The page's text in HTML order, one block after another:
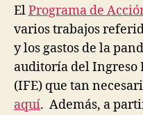
ElPrograma de
varios trabajos
y los gastos de la
auditoría del Ingreso
(IFE) que tan
aquí. Además, a